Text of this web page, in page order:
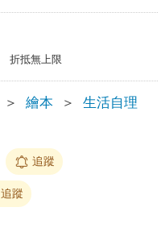
折抵無上限
＞ 繪本 ＞ 生活自理
追蹤
追蹤